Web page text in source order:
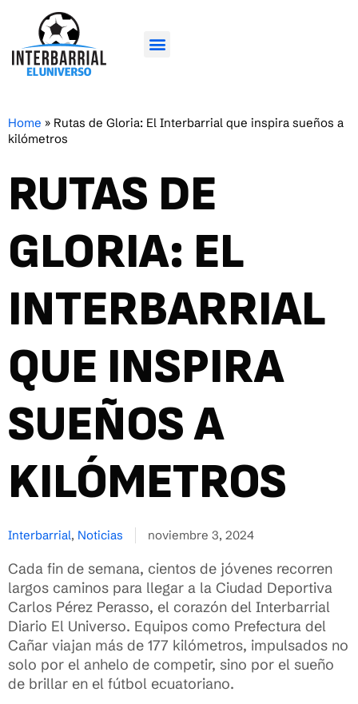
Home » Rutas de Gloria: El Interbarrial que inspira sueños a
kilómetros
RUTAS DE
GLORIA: EL
INTERBARRIAL
QUE INSPIRA
SUEÑOS A
KILÓMETROS
Interbarrial, Noticias noviembre 3, 2024
Cada fin de semana, cientos de jóvenes recorren
largos caminos para llegar a la Ciudad Deportiva
Carlos Pérez Perasso, el corazón del Interbarrial
Diario El Universo. Equipos como Prefectura del
Cañar viajan más de 177 kilómetros, impulsados no
solo por el anhelo de competir, sino por el sueño
de brillar en el fútbol ecuatoriano.